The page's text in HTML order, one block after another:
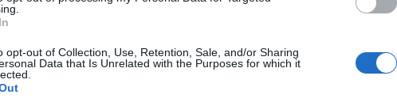
opt-out of Collection, Use, Retention, Sale, and/or Sharing
Data that Is Unrelated with the Purposes for which it